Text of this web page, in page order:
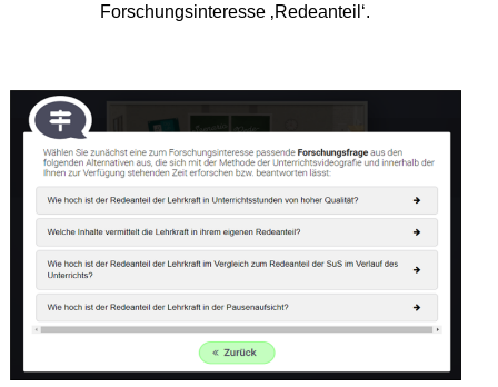
Forschungsinteresse ‚Redeanteil‘.